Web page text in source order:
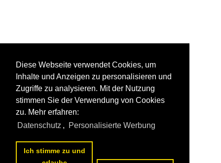
Diese Webseite verwendet Cookies, um
Inhalte und Anzeigen zu personalisieren und
Zugriffe zu analysieren. Mit der Nutzung
stimmen Sie der Verwendung von Cookies
zu. Mehr erfahren:
Datenschutz , Personalisierte Werbung
Ich stimme zu und